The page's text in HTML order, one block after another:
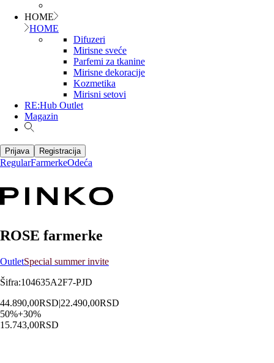
HOME
HOME
Difuzeri
Mirisne sveće
Parfemi za tkanine
Mirisne dekoracije
Kozmetika
Mirisni setovi
RE:Hub Outlet
Magazin
Prijava Registracija
RegularFarmerkeOdeća
ROSE farmerke
OutletSpecial summer invite
Šifra:104635A2F7-PJD
44.890,00RSD|22.490,00RSD
50%+30%
15.743,00RSD